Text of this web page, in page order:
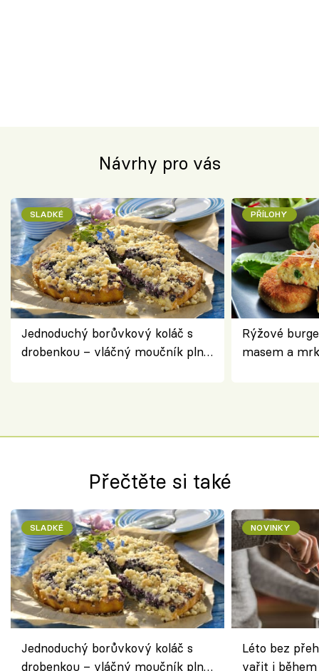
Návrhy pro vás
SLADKÉ
Jednoduchý borůvkový koláč s
drobenkou – vláčný moučník plný
PŘÍLOHY
Rýžové
masem a
Přečtěte si také
SLADKÉ
Jednoduchý borůvkový koláč s
drobenkou – vláčný moučník plný
NOVINKY
Léto bez
vařit i